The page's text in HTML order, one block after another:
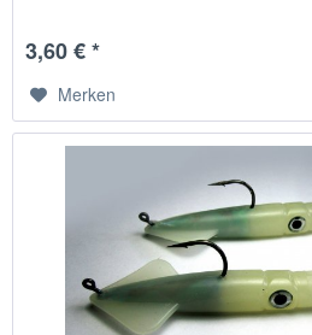
3,60 € *
Merken